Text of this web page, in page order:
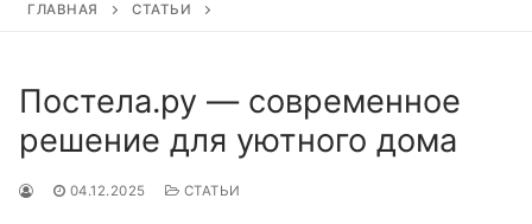
ГЛАВНАЯ СТАТЬИ
Постела.ру — современное
решение для уютного дома
04.12.2025 СТАТЬИ